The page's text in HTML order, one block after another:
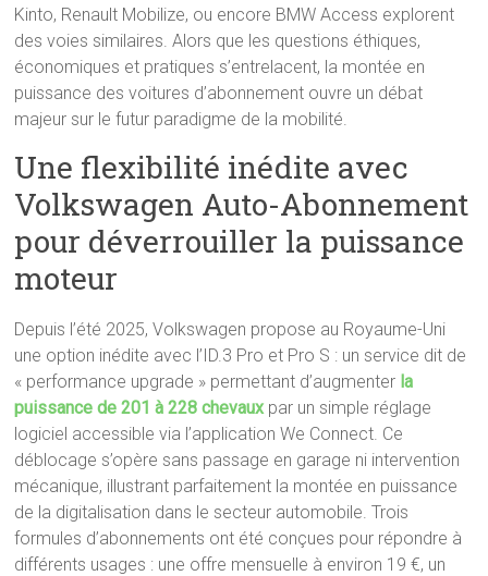
Kinto, Renault Mobilize, ou encore BMW Access explorent
des voies similaires. Alors que les questions éthiques,
économiques et pratiques s’entrelacent, la montée en
puissance des voitures d’abonnement ouvre un débat
majeur sur le futur paradigme de la mobilité.
Une flexibilité inédite avec
Volkswagen Auto-Abonnement
pour déverrouiller la puissance
moteur
Depuis l’été 2025, Volkswagen propose au Royaume-Uni
une option inédite avec l’ID.3 Pro et Pro S : un service dit de
« performance upgrade » permettant d’augmenter la
puissance de 201 à 228 chevaux par un simple réglage
logiciel accessible via l’application We Connect. Ce
déblocage s’opère sans passage en garage ni intervention
mécanique, illustrant parfaitement la montée en puissance
de la digitalisation dans le secteur automobile. Trois
formules d’abonnements ont été conçues pour répondre à
différents usages : une offre mensuelle à environ 19 €, un